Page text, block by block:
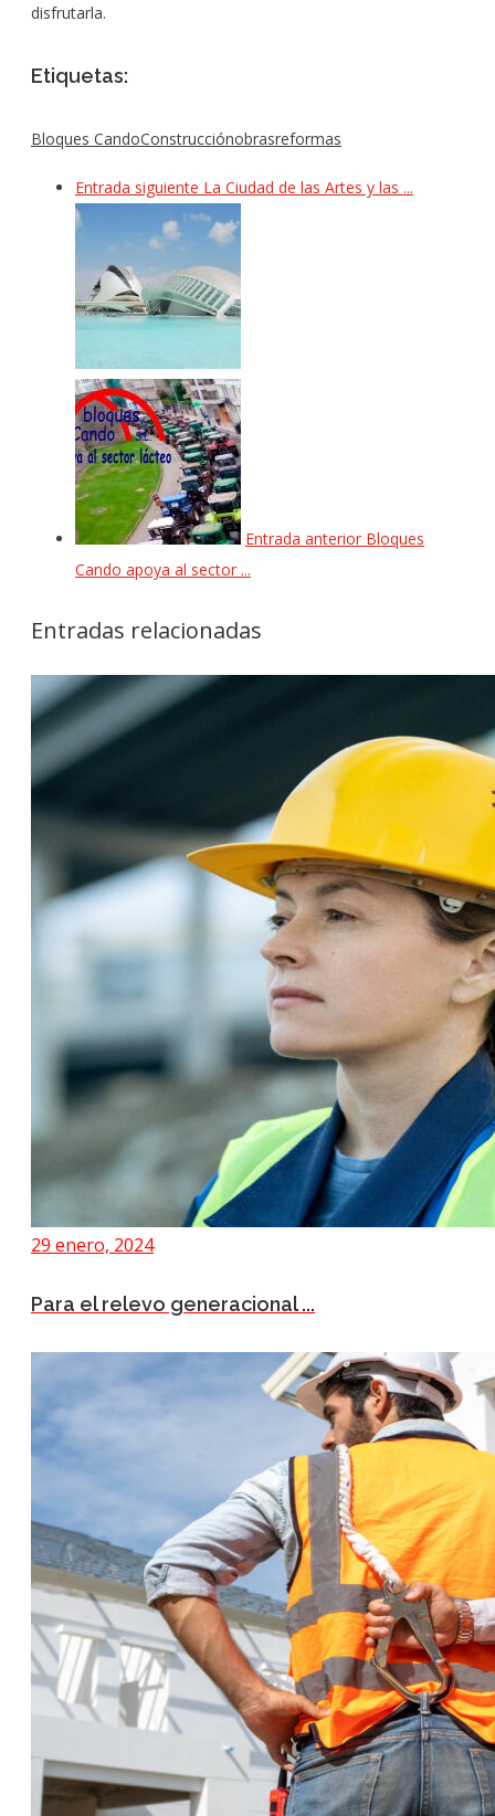
disfrutarla.
Etiquetas:
Bloques CandoConstrucciónobrasreformas
Entrada siguiente La Ciudad de las Artes y las ...
Entrada anterior Bloques
Cando apoya al sector ...
Entradas relacionadas
29 enero, 2024
Para el relevo generacional ...